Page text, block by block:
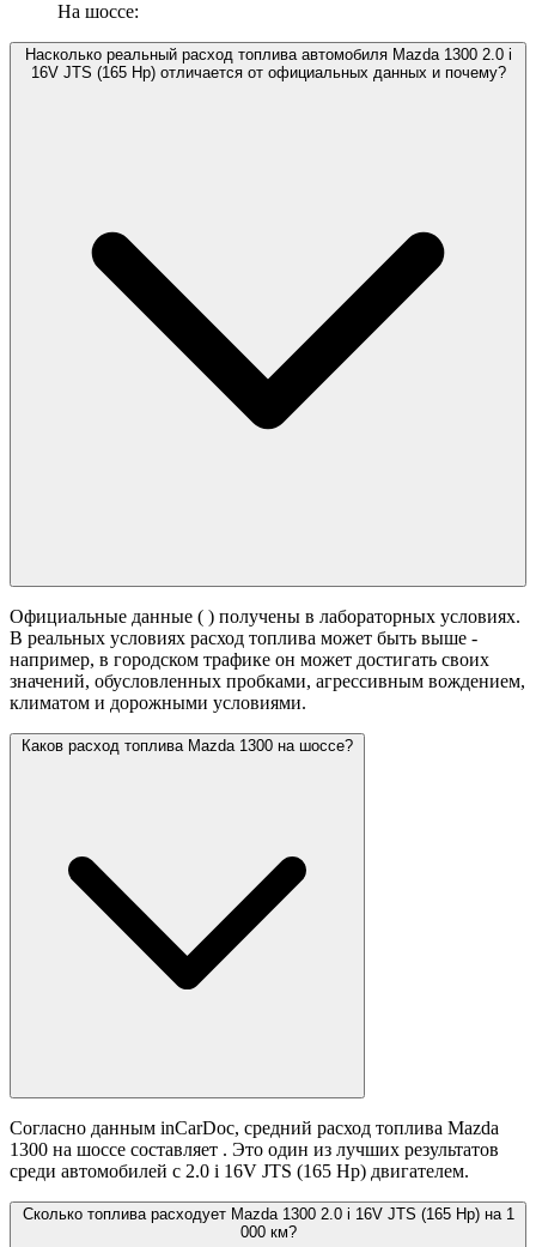
На шоссе:
Насколько реальный расход топлива автомобиля Mazda 1300 2.0 i
16V JTS (165 Hp) отличается от официальных данных и почему?
Официальные данные ( ) получены в лабораторных условиях.
В реальных условиях расход топлива может быть выше -
например, в городском трафике он может достигать своих
значений, обусловленных пробками, агрессивным вождением,
климатом и дорожными условиями.
Каков расход топлива Mazda 1300 на шоссе?
Согласно данным inCarDoc, средний расход топлива Mazda
1300 на шоссе составляет . Это один из лучших результатов
среди автомобилей с 2.0 i 16V JTS (165 Hp) двигателем.
Сколько топлива расходует Mazda 1300 2.0 i 16V JTS (165 Hp) на 1
000 км?